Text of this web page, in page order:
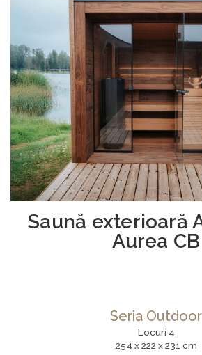
Saună exterioară
Aurea CB
Seria Outdoor
Locuri 4
254 x 222 x 231 cm